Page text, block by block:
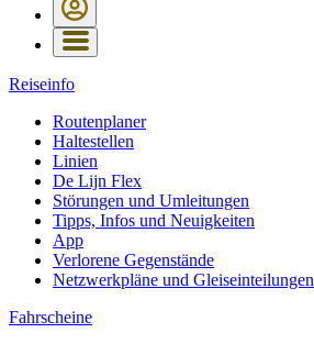
Reiseinfo
Routenplaner
Haltestellen
Linien
De Lijn Flex
Störungen und Umleitungen
Tipps, Infos und Neuigkeiten
App
Verlorene Gegenstände
Netzwerkpläne und Gleiseinteilungen
Fahrscheine